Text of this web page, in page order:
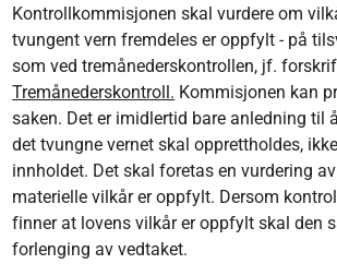
Kontrollkommisjonen skal vurdere om
tvungent vern fremdeles er oppfylt - på
som ved tremånederskontrollen, jf.
Tremånederskontroll. Kommisjonen kan
saken. Det er imidlertid bare anledning til
det tvungne vernet skal opprettholdes,
innholdet. Det skal foretas en vurdering
materielle vilkår er oppfylt. Dersom
finner at lovens vilkår er oppfylt skal den
forlenging av vedtaket.